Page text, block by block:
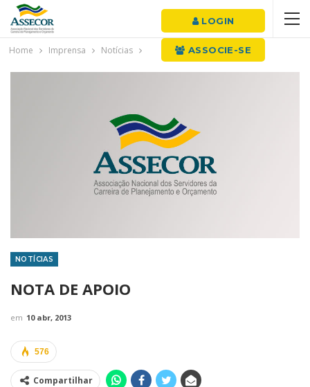
LOGIN
ASSOCIE-SE
Home Imprensa Notícias
NOTÍCIAS
NOTA DE APOIO
em 10 abr, 2013
576
Compartilhar